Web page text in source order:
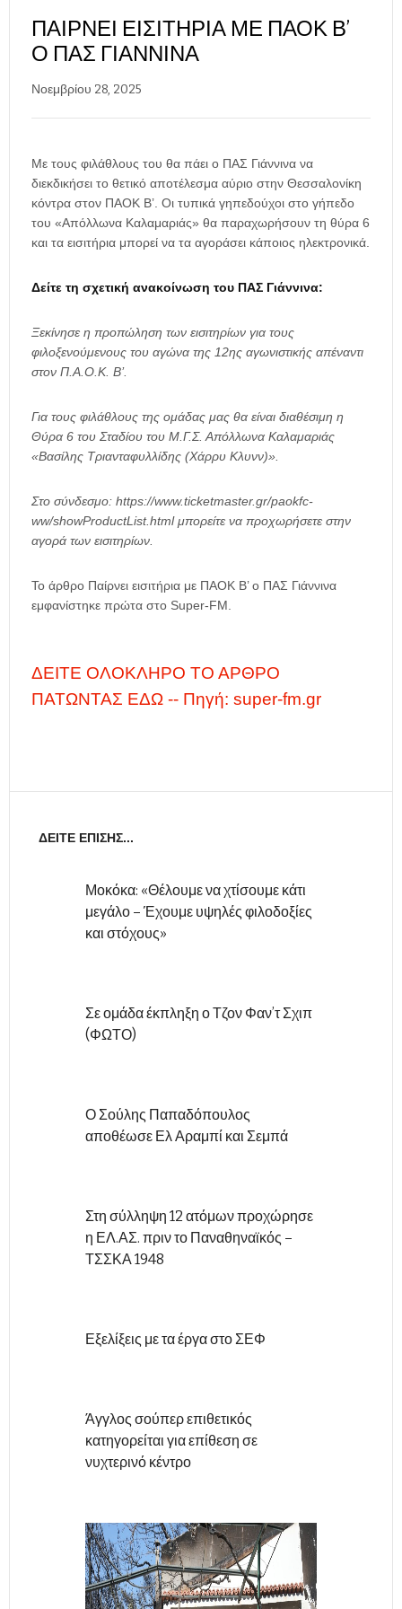
ΠΑΊΡΝΕΙ ΕΙΣΙΤΉΡΙΑ ΜΕ ΠΑΟΚ Β’
Ο ΠΑΣ ΓΙΆΝΝΙΝΑ
Νοεμβρίου 28, 2025
Με τους φιλάθλους του θα πάει ο ΠΑΣ Γιάννινα να
διεκδικήσει το θετικό αποτέλεσμα αύριο στην Θεσσαλονίκη
κόντρα στον ΠΑΟΚ Β’. Οι τυπικά γηπεδούχοι στο γήπεδο
του «Απόλλωνα Καλαμαριάς» θα παραχωρήσουν τη θύρα 6
και τα εισιτήρια μπορεί να τα αγοράσει κάποιος ηλεκτρονικά.
Δείτε τη σχετική ανακοίνωση του ΠΑΣ Γιάννινα:
Ξεκίνησε η προπώληση των εισιτηρίων για τους
φιλοξενούμενους του αγώνα της 12ης αγωνιστικής απέναντι
στον Π.Α.Ο.Κ. Β’.
Για τους φιλάθλους της ομάδας μας θα είναι διαθέσιμη η
Θύρα 6 του Σταδίου του Μ.Γ.Σ. Απόλλωνα Καλαμαριάς
«Βασίλης Τριανταφυλλίδης (Χάρρυ Κλυνν)».
Στο σύνδεσμο: https://www.ticketmaster.gr/paokfc-
ww/showProductList.html μπορείτε να προχωρήσετε στην
αγορά των εισιτηρίων.
Το άρθρο Παίρνει εισιτήρια με ΠΑΟΚ Β’ ο ΠΑΣ Γιάννινα
εμφανίστηκε πρώτα στο Super-FM.
ΔΕΙΤΕ ΟΛΟΚΛΗΡΟ ΤΟ ΑΡΘΡΟ
ΠΑΤΩΝΤΑΣ ΕΔΩ -- Πηγή: super-fm.gr
ΔΕΊΤΕ ΕΠΊΣΗΣ...
Μοκόκα: «Θέλουμε να χτίσουμε κάτι
μεγάλο – Έχουμε υψηλές φιλοδοξίες
και στόχους»
Σε ομάδα έκπληξη ο Τζον Φαν’τ Σχιπ
(ΦΩΤΟ)
Ο Σούλης Παπαδόπουλος
αποθέωσε Ελ Αραμπί και Σεμπά
Στη σύλληψη 12 ατόμων προχώρησε
η ΕΛ.ΑΣ. πριν το Παναθηναϊκός –
ΤΣΣΚΑ 1948
Εξελίξεις με τα έργα στο ΣΕΦ
Άγγλος σούπερ επιθετικός
κατηγορείται για επίθεση σε
νυχτερινό κέντρο